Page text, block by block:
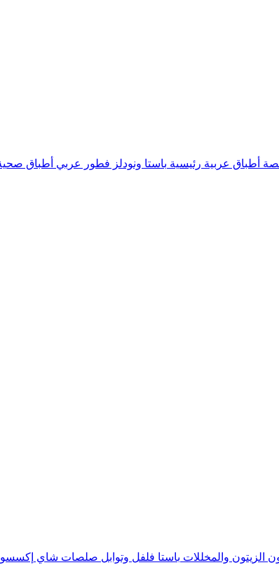
أطباق عربية رئيسية باستا ونودلز فطور عربي أطباق
الزيتون والمخللات باستا فلفل وتوابل صلصات شاي